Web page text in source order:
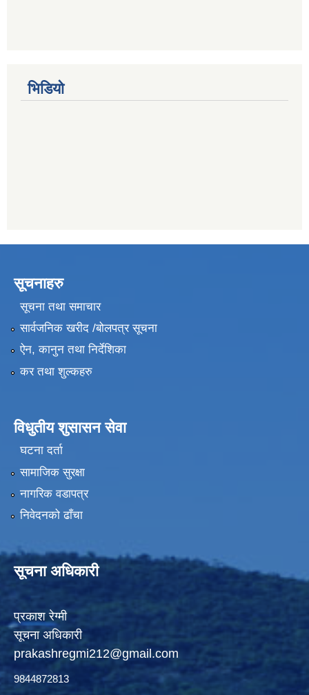
भिडियो
सूचनाहरु
सूचना तथा समाचार
सार्वजनिक खरीद /बोलपत्र सूचना
ऐन, कानुन तथा निर्देशिका
कर तथा शुल्कहरु
विधुतीय शुसासन सेवा
घटना दर्ता
सामाजिक सुरक्षा
नागरिक वडापत्र
निवेदनको ढाँचा
सूचना अधिकारी
प्रकाश रेग्मी
सूचना अधिकारी
prakashregmi212@gmail.com
9844872813